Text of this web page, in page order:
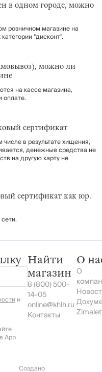
в одном городе, можно
розничном магазине на
"дисконт".
можно ли
на кассе магазина,
оплате.
сертификат
числе в результате хищения,
денежные средства не
на другую карту не
сертификат как юр.
и
App
Найти
магазин
8 (800) 500-
14-05
online@khlh.ru
Контакты
О
О
Создано